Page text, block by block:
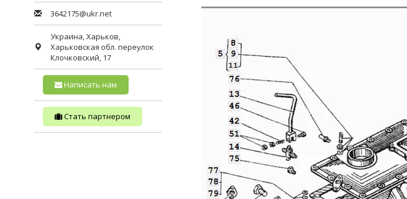
3642175@ukr.net
Украина,Харьков,
Харьковская обл. переулок
Клочковский, 17
Написать нам
Стать партнером